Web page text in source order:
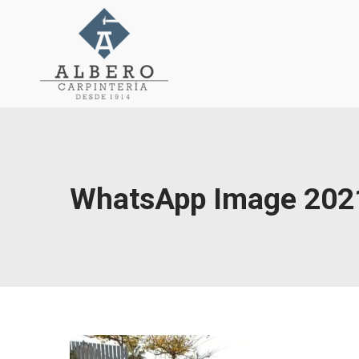
WhatsApp Image